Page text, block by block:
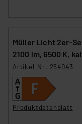
Müller Licht 2er-
2100 lm, 6500 K,
Artikel-Nr. 254043
Produktdatenblatt